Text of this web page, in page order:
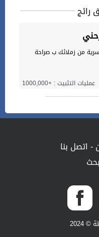
رائج
من زملائك ب صراحة
عمليات التثبيت : +1000,000
- اتصل بنا
2024